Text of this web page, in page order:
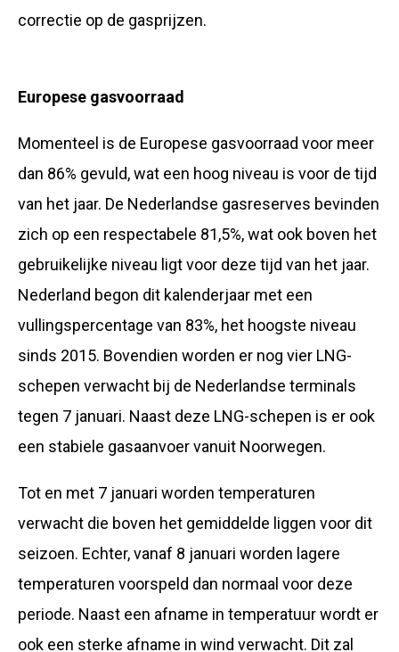
correctie op de gasprijzen.
Europese gasvoorraad
Momenteel is de Europese gasvoorraad voor meer
dan 86% gevuld, wat een hoog niveau is voor de tijd
van het jaar. De Nederlandse gasreserves bevinden
zich op een respectabele 81,5%, wat ook boven het
gebruikelijke niveau ligt voor deze tijd van het jaar.
Nederland begon dit kalenderjaar met een
vullingspercentage van 83%, het hoogste niveau
sinds 2015. Bovendien worden er nog vier LNG-
schepen verwacht bij de Nederlandse terminals
tegen 7 januari. Naast deze LNG-schepen is er ook
een stabiele gasaanvoer vanuit Noorwegen.
Tot en met 7 januari worden temperaturen
verwacht die boven het gemiddelde liggen voor dit
seizoen. Echter, vanaf 8 januari worden lagere
temperaturen voorspeld dan normaal voor deze
periode. Naast een afname in temperatuur wordt er
ook een sterke afname in wind verwacht. Dit zal